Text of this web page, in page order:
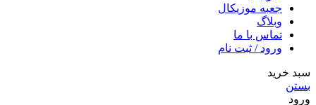
جعبه موزیکال
وبلاگ
تماس با ما
ورود / ثبت نام
سبد خرید
بستن
ورود